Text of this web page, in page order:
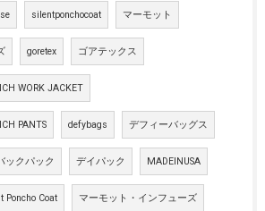
silentponchocoat マーモット
goretex ゴアテックス
WORK JACKET
PANTS defybags デフィーバッグス
ックパック デイパック MADEINUSA
Poncho Coat マーモット・インフューズ